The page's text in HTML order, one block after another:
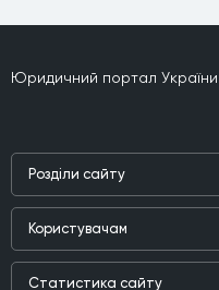
Юридичний портал України
Роздiли сайту
Наука
Практика
Користувачам
Реєстр користувачiв
Статистика сайту